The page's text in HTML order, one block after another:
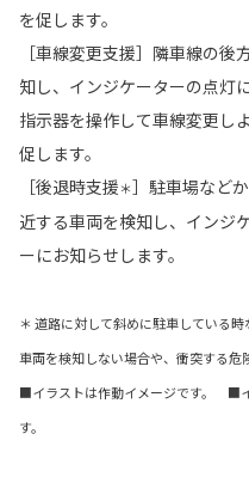
を促します。
［車線変更支援］隣車線の
知し、インジケーターの点灯
指示器を操作して車線変更し
促します。
［後退時支援＊］駐車場など
近する車両を検知し、インジ
ーにお知らせします。
＊ 道路に対して斜めに駐車している
車両を検知しない場合や、衝突する
■イラストは作動イメージです。 ■
す。